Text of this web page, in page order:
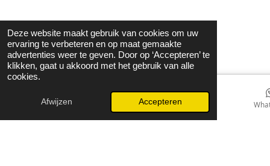
Deze website maakt gebruik van cookies om uw
ervaring te verbeteren en op maat gemaakte
advertenties weer te geven. Door op ‘Accepteren’ te
klikken, gaat u akkoord met het gebruik van alle
cookies.
Afwijzen Accepteren
E-mailadres Instagram